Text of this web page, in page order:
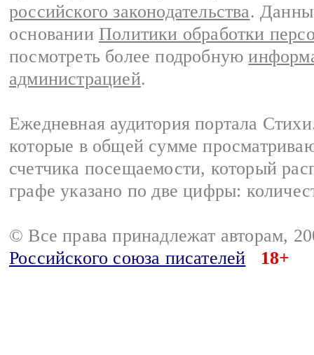
российского законодательства.
основании Политики обработки
посмотреть более подробную
администрацией.
Ежедневная аудитория портала
которые в общей сумме
счетчика посещаемости, который
графе указано по две цифры:
© Все права принадлежат авторам,
Российского союза писателей
18+